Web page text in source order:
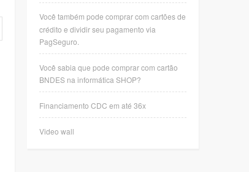
Você também pode comprar com cartões de
crédito e dividir seu pagamento via
PagSeguro.
Você sabia que pode comprar com cartão
BNDES na informática SHOP?
Financiamento CDC em até 36x
Video wall